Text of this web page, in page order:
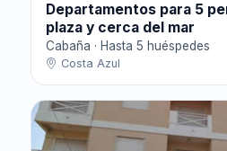
Departamentos para 5
plaza y cerca del mar
Cabaña · Hasta 5 huéspedes
Costa Azul